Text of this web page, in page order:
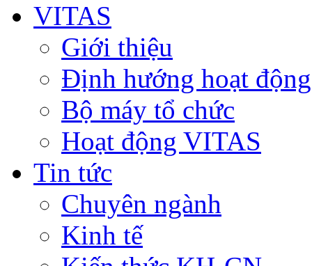
VITAS
Giới thiệu
Định hướng hoạt động
Bộ máy tổ chức
Hoạt động VITAS
Tin tức
Chuyên ngành
Kinh tế